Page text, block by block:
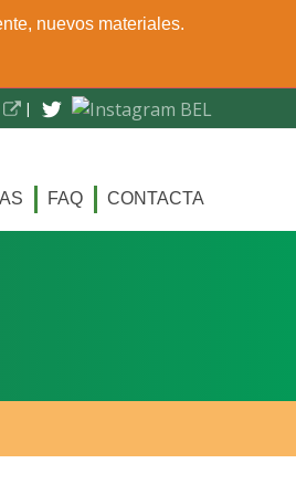
|
FAQ CONTACTA
nuevos materiales.